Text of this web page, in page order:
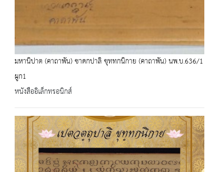
มหานิปาต (คาถาพัน) ชาดกปาลิ ขุททกนิกาย (คาถาพัน) นพ.บ.636/1
ผูก1
หนังสืออิเล็กทรอนิกส์